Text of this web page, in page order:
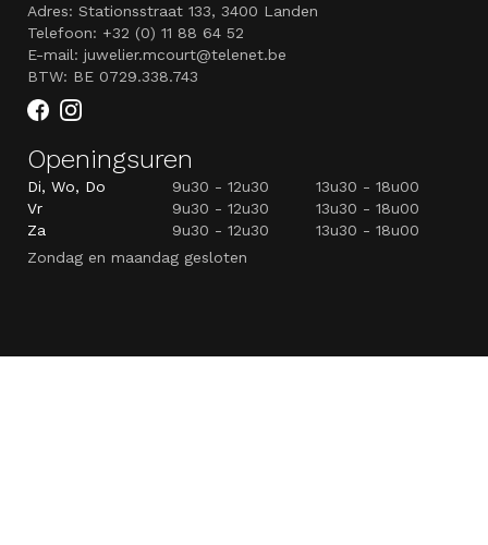
Adres: Stationsstraat 133, 3400 Landen
Telefoon: +32 (0) 11 88 64 52
E-mail: juwelier.mcourt@telenet.be
BTW: BE 0729.338.743
Openingsuren
Di, Wo, Do 9u30 - 12u30
13u30 - 18u00
Vr
9u30 - 12u30
13u30 - 18u00
Za
9u30 - 12u30
13u30 - 18u00
Zondag en maandag gesloten